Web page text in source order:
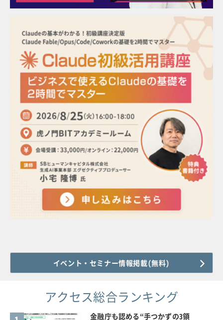
イベント・セミナー情報掲載(無料)
アクセス総合ランキング
金融庁も認める“手つかずの3領